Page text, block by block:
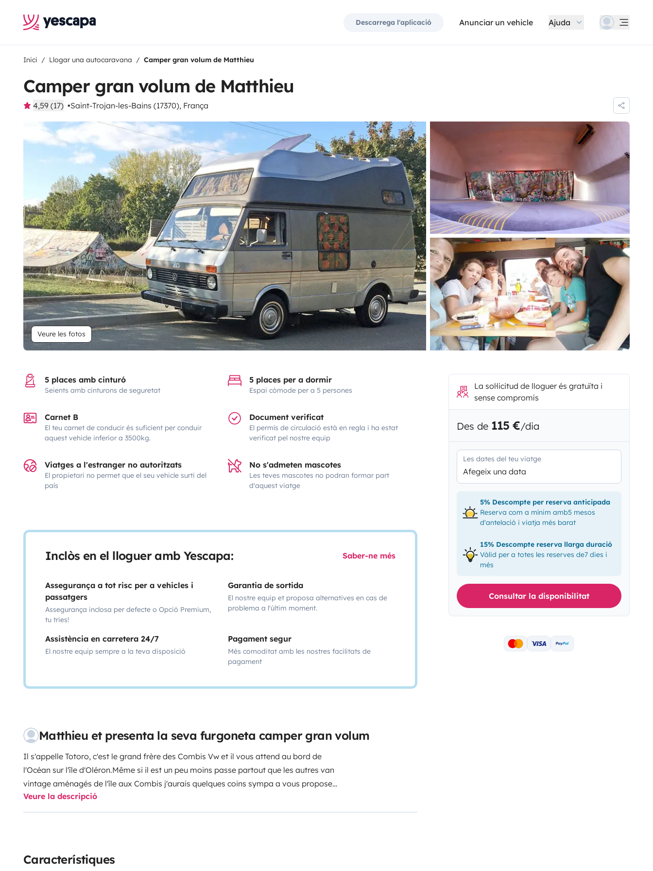
Descarrega l'aplicació Anunciar un vehicle Ajuda
Inici Llogar una autocaravana Camper gran volum de Matthieu
Camper gran volum de Matthieu
4,59 (17) Saint-Trojan-les-Bains (17370), França
Veure les fotos
5 places amb cinturó
Seients amb cinturons de seguretat
5 places per a dormir
Espai còmode per a 5 persones
Carnet B
El teu carnet de conducir és suficient per conduir
aquest vehicle inferior a 3500kg.
Document verificat
El permís de circulació està en regla i ha estat
verificat pel nostre equip
Viatges a l'estranger no autoritzats
El propietari no permet que el seu vehicle surti del
país
No s'admeten mascotes
Les teves mascotes no podran formar part
d'aquest viatge
Inclòs en el lloguer amb Yescapa: Saber-ne més
Assegurança a tot risc per a vehicles i
passatgers
Assegurança inclosa per defecte o Opció Premium,
tu tries!
Garantia de sortida
El nostre equip et proposa alternatives en cas de
problema a l'últim moment.
Assistència en carretera 24/7
El nostre equip sempre a la teva disposició
Pagament segur
Més comoditat amb les nostres facilitats de
pagament
Matthieu et presenta la seva furgoneta camper gran volum
Il s'appelle Totoro, c'est le grand frère des Combis Vw et il vous attend au bord de
l'Océan sur l'île d'Oléron.Même si il est un peu moins passe partout que les autres van
vintage aménagés de l'île aux Combis j'aurais quelques coins sympa a vous proposer
sur Oléron pour vous poser et passer la nuit au bord de l'eau sans être obligé d'aller au
camping tous les jours.C'est un véhicule camping-car fourgon en 6 places.Un lit 2
infos. Totorro est un peu plus large, et beaucoup plus haut et spacieux et un poil plus
Veure la descripció
Característiques
La sol·licitud de lloguer és gratuïta i
sense compromís
Des de 115 €/dia
Les dates del teu viatge
Afegeix una data
5% Descompte per reserva anticipada
Reserva com a mínim amb5 mesos
d'antelació i viatja més barat
15% Descompte reserva llarga duració
Vàlid per a totes les reserves de7 dies i
més
Consultar la disponibilitat